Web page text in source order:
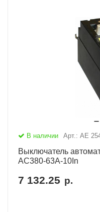
В наличии Арт.: АЕ
Выключатель
AC380-63А-10In
7 132.25 р.